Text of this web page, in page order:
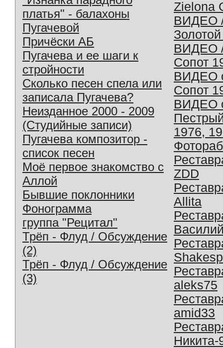
платья" - балахоны
Пугачевой
Причёски АБ
Пугачева и ее шаги к
стройности
Сколько песен спела или
записала Пугачева?
Неизданное 2000 - 2009
(Студийные записи)
Пугачева композитор -
список песен
Моё первое знакомство с
Аллой
Бывшие поклонники
Фонограмма
группа "Рецитал"
Трёп - Флуд / Обсуждение
(2)
Трёп - Флуд / Обсуждение
(3)
Zielona
ВИДЕО
ВИДЕО
Сопот
ВИДЕО
Сопот
ВИДЕО
1976,
ZDD
Allita
aleks75
amid33
Никита-